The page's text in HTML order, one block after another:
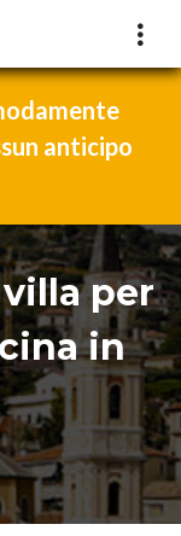
anticipo
per
in